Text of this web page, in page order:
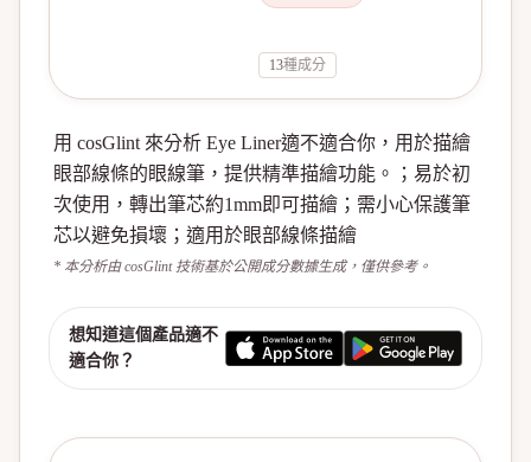
13種成分
用 cosGlint 來分析 Eye Liner適不適合你，用於描繪
眼部線條的眼線筆，提供精準描繪功能。；易於初
次使用，轉出筆芯約1mm即可描繪；需小心保護筆
芯以避免損壞；適用於眼部線條描繪
* 本分析由 cosGlint 技術基於公開成分數據生成，僅供參考。
想知道這個產品適不
適合你？